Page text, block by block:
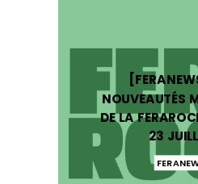
NOUVEAUTÉS
DE LA
23